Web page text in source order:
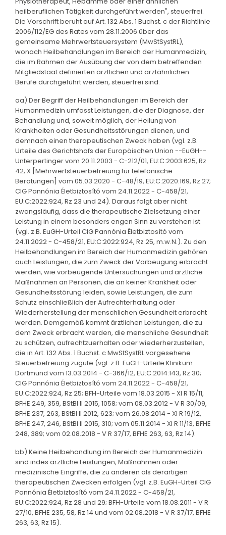
heilberuflichen Tätigkeit durchgeführt werden", steuerfrei.
Die Vorschrift beruht auf Art. 132 Abs. 1 Buchst. c der Richtlinie
2006/112/EG des Rates vom 28.11.2006 über das
gemeinsame Mehrwertsteuersystem (MwStSystRL),
wonach Heilbehandlungen im Bereich der Humanmedizin,
die im Rahmen der Ausübung der von dem betreffenden
Mitgliedstaat definierten ärztlichen und arztähnlichen
Berufe durchgeführt werden, steuerfrei sind.
aa) Der Begriff der Heilbehandlungen im Bereich der
Humanmedizin umfasst Leistungen, die der Diagnose, der
Behandlung und, soweit möglich, der Heilung von
Krankheiten oder Gesundheitsstörungen dienen, und
demnach einen therapeutischen Zweck haben (vgl. z.B.
Urteile des Gerichtshofs der Europäischen Union --EuGH--
Unterpertinger vom 20.11.2003 - C-212/01, EU:C:2003:625, Rz
42; X [Mehrwertsteuerbefreiung für telefonische
Beratungen] vom 05.03.2020 - C-48/19, EU:C:2020:169, Rz 27;
CIG Pannónia Életbiztosító vom 24.11.2022 - C-458/21,
EU:C:2022:924, Rz 23 und 24). Daraus folgt aber nicht
zwangsläufig, dass die therapeutische Zielsetzung einer
Leistung in einem besonders engen Sinn zu verstehen ist
(vgl. z.B. EuGH-Urteil CIG Pannónia Életbiztosító vom
24.11.2022 - C-458/21, EU:C:2022:924, Rz 25, m.w.N.). Zu den
Heilbehandlungen im Bereich der Humanmedizin gehören
auch Leistungen, die zum Zweck der Vorbeugung erbracht
werden, wie vorbeugende Untersuchungen und ärztliche
Maßnahmen an Personen, die an keiner Krankheit oder
Gesundheitsstörung leiden, sowie Leistungen, die zum
Schutz einschließlich der Aufrechterhaltung oder
Wiederherstellung der menschlichen Gesundheit erbracht
werden. Demgemäß kommt ärztlichen Leistungen, die zu
dem Zweck erbracht werden, die menschliche Gesundheit
zu schützen, aufrechtzuerhalten oder wiederherzustellen,
die in Art. 132 Abs. 1 Buchst. c MwStSystRL vorgesehene
Steuerbefreiung zugute (vgl. z.B. EuGH-Urteile Klinikum
Dortmund vom 13.03.2014 - C-366/12, EU:C:2014:143, Rz 30;
CIG Pannónia Életbiztosító vom 24.11.2022 - C-458/21,
EU:C:2022:924, Rz 25; BFH-Urteile vom 18.03.2015 - XI R 15/11,
BFHE 249, 359, BStBl II 2015, 1058; vom 08.03.2012 - V R 30/09,
BFHE 237, 263, BStBl II 2012, 623; vom 26.08.2014 - XI R 19/12,
BFHE 247, 246, BStBl II 2015, 310; vom 05.11.2014 - XI R 11/13, BFHE
248, 389; vom 02.08.2018 - V R 37/17, BFHE 263, 63, Rz 14).
bb) Keine Heilbehandlung im Bereich der Humanmedizin
sind indes ärztliche Leistungen, Maßnahmen oder
medizinische Eingriffe, die zu anderen als derartigen
therapeutischen Zwecken erfolgen (vgl. z.B. EuGH-Urteil CIG
Pannónia Életbiztosító vom 24.11.2022 - C-458/21,
EU:C:2022:924, Rz 28 und 29; BFH-Urteile vom 18.08.2011 - V R
27/10, BFHE 235, 58, Rz 14 und vom 02.08.2018 - V R 37/17, BFHE
263, 63, Rz 15).